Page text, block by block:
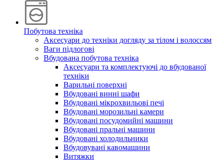
Побутова техніка
Аксесуари до техніки догляду за тілом і волоссям
Ваги підлогові
Вбудована побутова техніка
Аксесуари та комплектуючі до вбудованої
техніки
Варильні поверхні
Вбудовані винні шафи
Вбудовані мікрохвильові печі
Вбудовані морозильні камери
Вбудовані посудомийні машини
Вбудовані пральні машини
Вбудовані холодильники
Вбудовувані кавомашини
Витяжки